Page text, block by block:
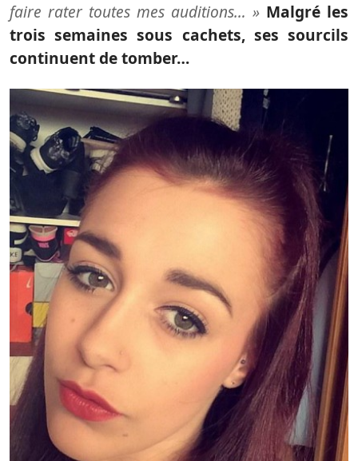
faire rater toutes mes auditions… » Malgré les
trois semaines sous cachets, ses sourcils
continuent de tomber…